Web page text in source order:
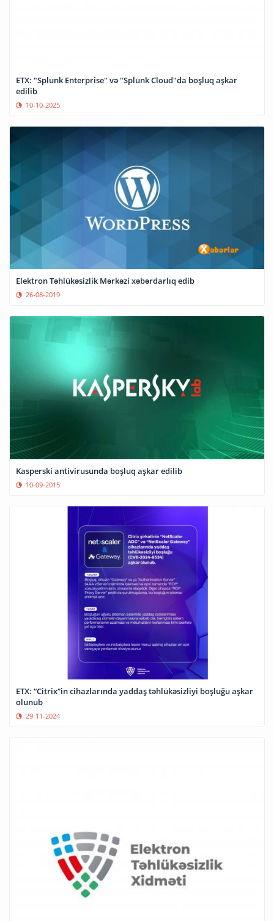
ETX: "Splunk Enterprise" və "Splunk Cloud"da boşluq aşkar
edilib
10-10-2025
Elektron Təhlükəsizlik Mərkəzi xəbərdarlıq edib
26-08-2019
Kasperski antivirusunda boşluq aşkar edilib
10-09-2015
ETX: “Citrix”in cihazlarında yaddaş təhlükəsizliyi boşluğu aşkar
olunub
29-11-2024